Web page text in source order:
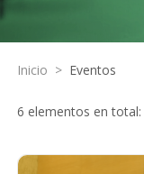
Inicio > Eventos
6 elementos en total: